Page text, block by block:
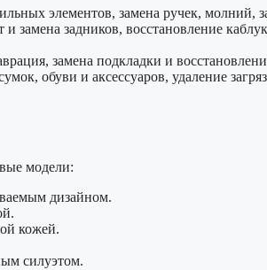
элементов, замена ручек, молний,
задников, восстановление
замена подкладки и
обуви и аксессуаров, удаление
модели:
дизайном.
кожей.
силуэтом.